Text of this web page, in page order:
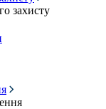
захисту